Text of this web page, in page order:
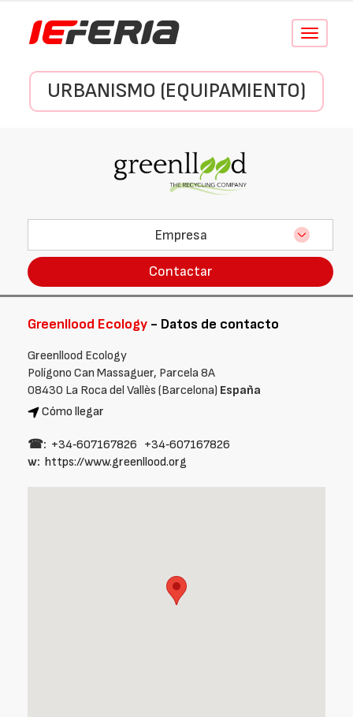
Conmutar
URBANISMO (EQUIPAMIENTO)
Empresa
Contactar
Greenllood Ecology - Datos de contacto
Greenllood Ecology
Polígono Can Massaguer, Parcela 8A
08430 La Roca del Vallès (Barcelona) España
Cómo llegar
☎: +34‑607167826 +34‑607167826
w: https://www.greenllood.org